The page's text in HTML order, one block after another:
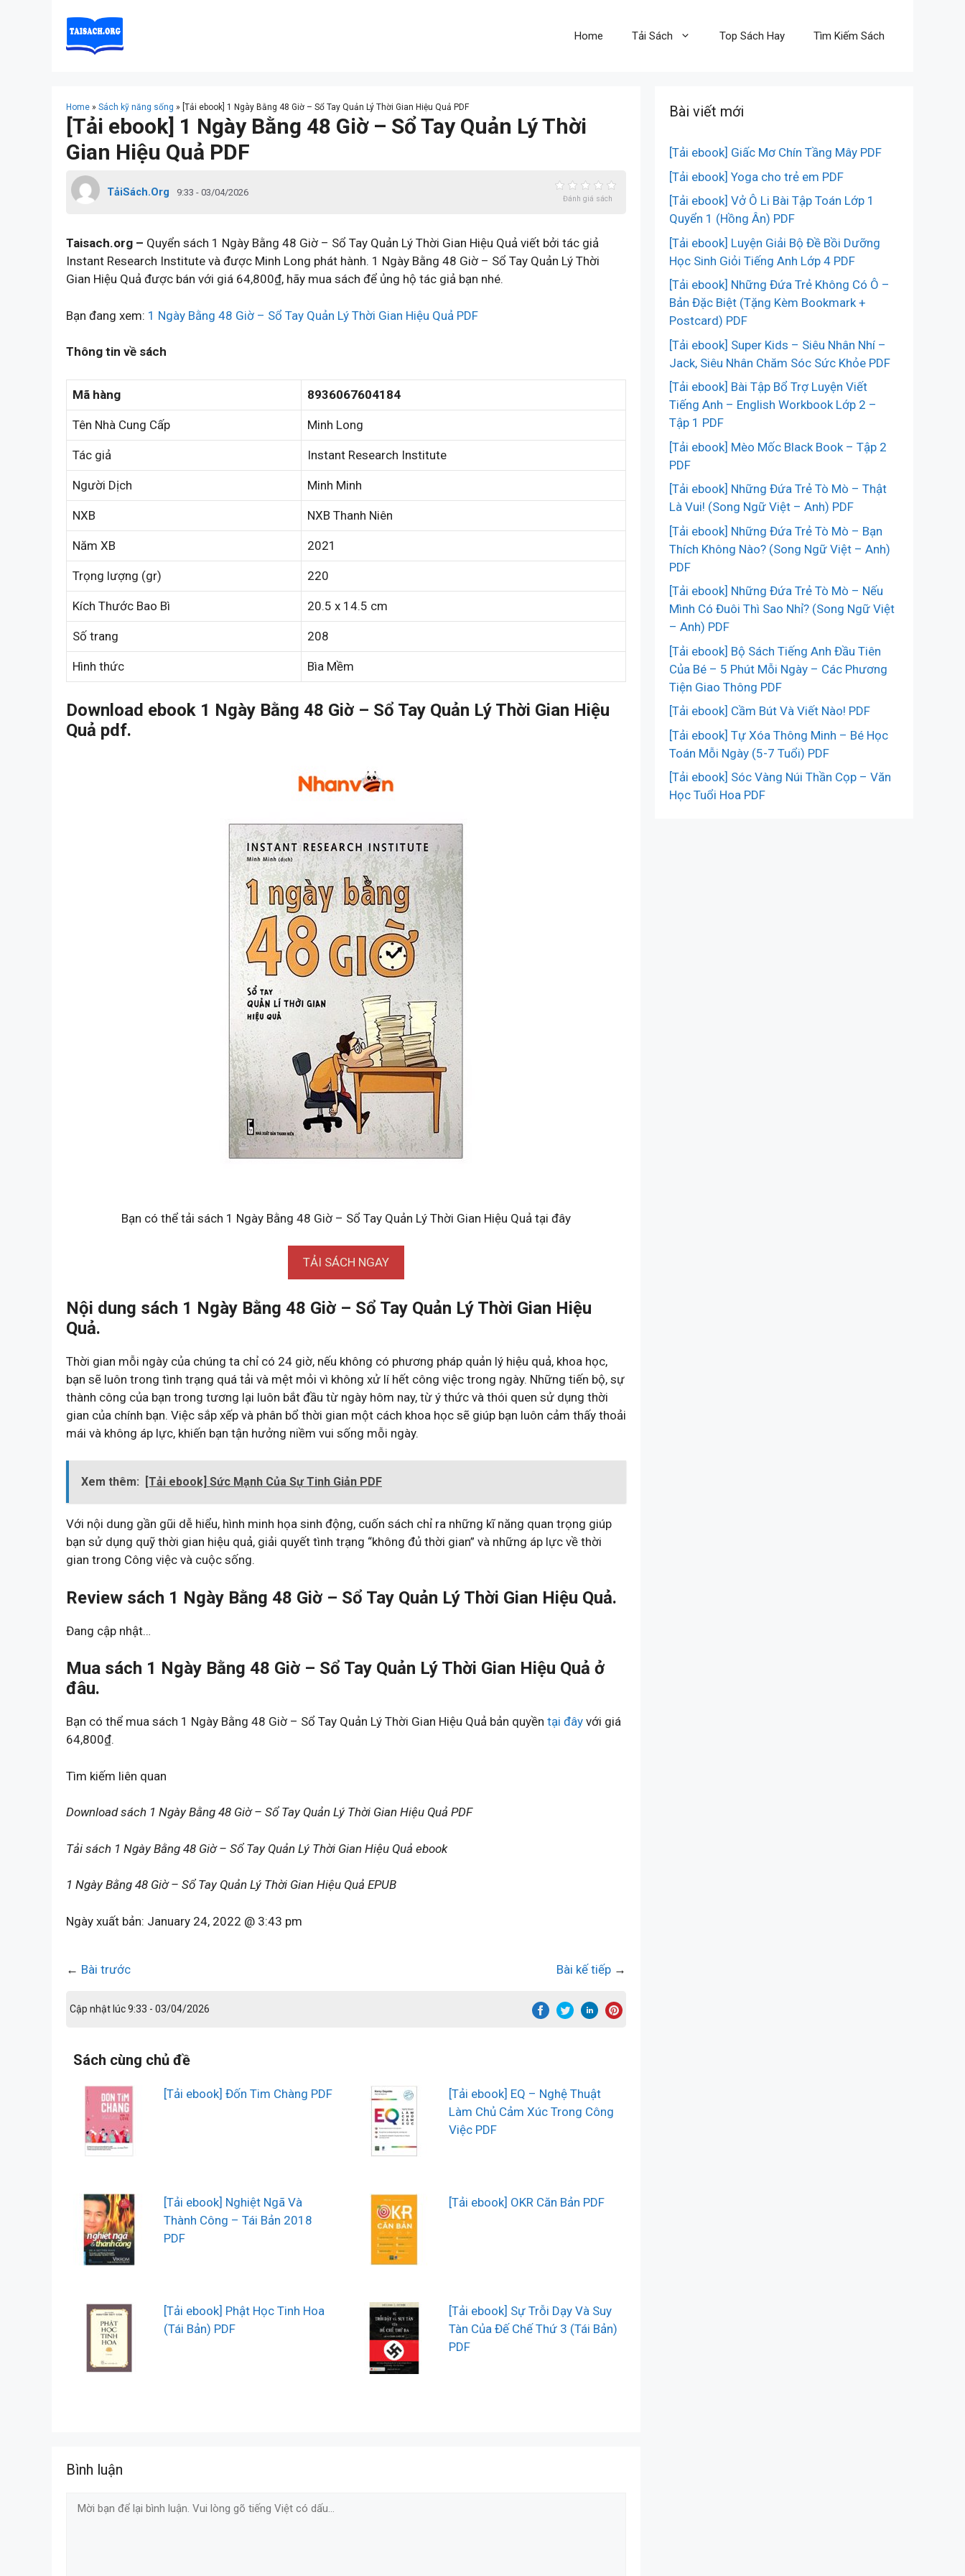
Home Tải Sách Top Sách Hay Tìm Kiếm Sách
Home » Sách kỹ năng sống » [Tải ebook] 1 Ngày Bằng 48 Giờ – Sổ Tay Quản Lý Thời Gian Hiệu Quả PDF
[Tải ebook] 1 Ngày Bằng 48 Giờ – Sổ Tay Quản Lý Thời
Gian Hiệu Quả PDF
TảiSách.Org 9:33 - 03/04/2026
Đánh giá sách
Taisach.org – Quyển sách 1 Ngày Bằng 48 Giờ – Sổ Tay Quản Lý Thời Gian Hiệu Quả viết bởi tác giả
Instant Research Institute và được Minh Long phát hành. 1 Ngày Bằng 48 Giờ – Sổ Tay Quản Lý Thời
Gian Hiệu Quả được bán với giá 64,800₫, hãy mua sách để ủng hộ tác giả bạn nhé.
Bạn đang xem: 1 Ngày Bằng 48 Giờ – Sổ Tay Quản Lý Thời Gian Hiệu Quả PDF
Thông tin về sách
Mã hàng 8936067604184
Tên Nhà Cung Cấp Minh Long
Tác giả Instant Research Institute
Người Dịch Minh Minh
NXB NXB Thanh Niên
Năm XB 2021
Trọng lượng (gr) 220
Kích Thước Bao Bì 20.5 x 14.5 cm
Số trang 208
Hình thức Bìa Mềm
Download ebook 1 Ngày Bằng 48 Giờ – Sổ Tay Quản Lý Thời Gian Hiệu
Quả pdf.
Bạn có thể tải sách 1 Ngày Bằng 48 Giờ – Sổ Tay Quản Lý Thời Gian Hiệu Quả tại đây
TẢI SÁCH NGAY
Nội dung sách 1 Ngày Bằng 48 Giờ – Sổ Tay Quản Lý Thời Gian Hiệu
Quả.
Thời gian mỗi ngày của chúng ta chỉ có 24 giờ, nếu không có phương pháp quản lý hiệu quả, khoa học,
bạn sẽ luôn trong tình trạng quá tải và mệt mỏi vì không xử lí hết công việc trong ngày. Những tiến bộ, sự
thành công của bạn trong tương lại luôn bắt đầu từ ngày hôm nay, từ ý thức và thói quen sử dụng thời
gian của chính bạn. Việc sắp xếp và phân bổ thời gian một cách khoa học sẽ giúp bạn luôn cảm thấy thoải
mái và không áp lực, khiến bạn tận hưởng niềm vui sống mỗi ngày.
Xem thêm: [Tải ebook] Sức Mạnh Của Sự Tinh Giản PDF
Với nội dung gần gũi dễ hiểu, hình minh họa sinh động, cuốn sách chỉ ra những kĩ năng quan trọng giúp
bạn sử dụng quỹ thời gian hiệu quả, giải quyết tình trạng “không đủ thời gian” và những áp lực về thời
gian trong Công việc và cuộc sống.
Review sách 1 Ngày Bằng 48 Giờ – Sổ Tay Quản Lý Thời Gian Hiệu Quả.
Đang cập nhật…
Mua sách 1 Ngày Bằng 48 Giờ – Sổ Tay Quản Lý Thời Gian Hiệu Quả ở
đâu.
Bạn có thể mua sách 1 Ngày Bằng 48 Giờ – Sổ Tay Quản Lý Thời Gian Hiệu Quả bản quyền tại đây với giá
64,800₫.
Tìm kiếm liên quan
Download sách 1 Ngày Bằng 48 Giờ – Sổ Tay Quản Lý Thời Gian Hiệu Quả PDF
Tải sách 1 Ngày Bằng 48 Giờ – Sổ Tay Quản Lý Thời Gian Hiệu Quả ebook
1 Ngày Bằng 48 Giờ – Sổ Tay Quản Lý Thời Gian Hiệu Quả EPUB
Ngày xuất bản: January 24, 2022 @ 3:43 pm
← Bài trước Bài kế tiếp →
Cập nhật lúc 9:33 - 03/04/2026
Sách cùng chủ đề
[Tải ebook] Đốn Tim Chàng PDF
[Tải ebook] EQ – Nghệ Thuật
Làm Chủ Cảm Xúc Trong Công
Việc PDF
[Tải ebook] Nghiệt Ngã Và
Thành Công – Tái Bản 2018
PDF
[Tải ebook] OKR Căn Bản PDF
[Tải ebook] Phật Học Tinh Hoa
(Tái Bản) PDF
[Tải ebook] Sự Trỗi Dạy Và Suy
Tàn Của Đế Chế Thứ 3 (Tái Bản)
PDF
Bình luận
Comment
Bài viết mới
[Tải ebook] Giấc Mơ Chín Tầng Mây PDF
[Tải ebook] Yoga cho trẻ em PDF
[Tải ebook] Vở Ô Li Bài Tập Toán Lớp 1
Quyển 1 (Hồng Ân) PDF
[Tải ebook] Luyện Giải Bộ Đề Bồi Dưỡng
Học Sinh Giỏi Tiếng Anh Lớp 4 PDF
[Tải ebook] Những Đứa Trẻ Không Có Ô –
Bản Đặc Biệt (Tặng Kèm Bookmark +
Postcard) PDF
[Tải ebook] Super Kids – Siêu Nhân Nhí –
Jack, Siêu Nhân Chăm Sóc Sức Khỏe PDF
[Tải ebook] Bài Tập Bổ Trợ Luyện Viết
Tiếng Anh – English Workbook Lớp 2 –
Tập 1 PDF
[Tải ebook] Mèo Mốc Black Book – Tập 2
PDF
[Tải ebook] Những Đứa Trẻ Tò Mò – Thật
Là Vui! (Song Ngữ Việt – Anh) PDF
[Tải ebook] Những Đứa Trẻ Tò Mò – Bạn
Thích Không Nào? (Song Ngữ Việt – Anh)
PDF
[Tải ebook] Những Đứa Trẻ Tò Mò – Nếu
Mình Có Đuôi Thì Sao Nhỉ? (Song Ngữ Việt
– Anh) PDF
[Tải ebook] Bộ Sách Tiếng Anh Đầu Tiên
Của Bé – 5 Phút Mỗi Ngày – Các Phương
Tiện Giao Thông PDF
[Tải ebook] Cầm Bút Và Viết Nào! PDF
[Tải ebook] Tự Xóa Thông Minh – Bé Học
Toán Mỗi Ngày (5-7 Tuổi) PDF
[Tải ebook] Sóc Vàng Núi Thần Cọp – Văn
Học Tuổi Hoa PDF